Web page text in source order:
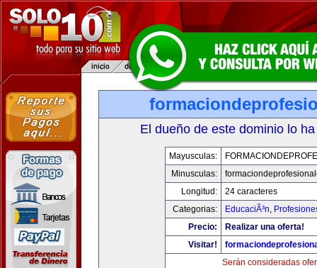
El dueño de este dominio lo
Mayusculas:
Minusculas:
Longitud:
24 caracteres
Categorias:
EducaciÃ³n,
Precio:
Realizar una oferta!
Visitar!
Serán consideradas